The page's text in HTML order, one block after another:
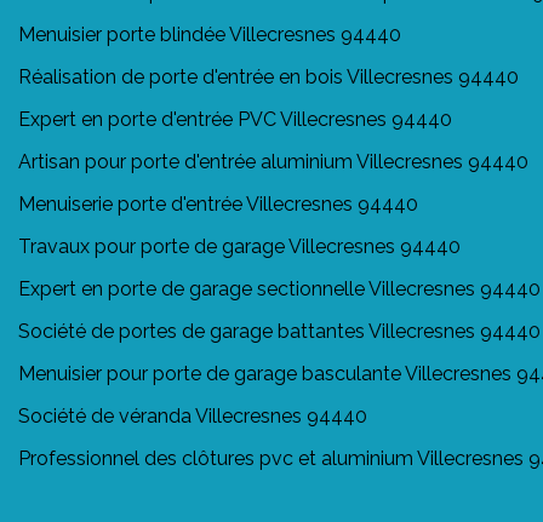
Menuisier porte blindée Villecresnes 94440
Réalisation de porte d'entrée en bois Villecresnes 94440
Expert en porte d'entrée PVC Villecresnes 94440
Artisan pour porte d'entrée aluminium Villecresnes 94440
Menuiserie porte d'entrée Villecresnes 94440
Travaux pour porte de garage Villecresnes 94440
Expert en porte de garage sectionnelle Villecresnes 94440
Société de portes de garage battantes Villecresnes 94440
Menuisier pour porte de garage basculante Villecresnes
Société de véranda Villecresnes 94440
Professionnel des clôtures pvc et aluminium Villecresnes